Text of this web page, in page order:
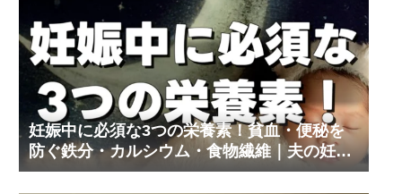
妊娠中に必須な3つの栄養素！貧血・便秘を
防ぐ鉄分・カルシウム・食物繊維｜夫の妊娠
体験記③